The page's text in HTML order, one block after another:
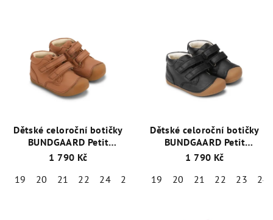
Dětské celoroční botičky
BUNDGAARD Petit
BG101219-2115 Cognac
zdarma
1 790 Kč
19
20 21 22 24 25
Dětské celoroční botičky
BUNDGAARD Petit
BG101219-1199 Black
1 790 Kč
19
20 21 22 23 24